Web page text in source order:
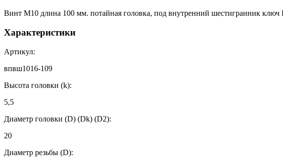
Винт М10 длина 100 мм. потайная головка, под внутренний шестигранник
Характеристики
Артикул:
впвш1016-109
Высота головки (k):
5,5
Диаметр головки (D) (Dk) (D2):
20
Диаметр резьбы (D):